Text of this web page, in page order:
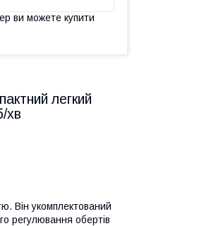
ви можете купити
легкий
хв
Він укомплектований
регулювання обертів